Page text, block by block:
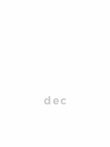
dec